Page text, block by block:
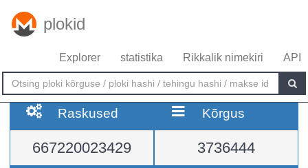
plokid
Explorer statistika Rikkalik nimekiri API
Raskused
667220023429
Kõrgus
3736444